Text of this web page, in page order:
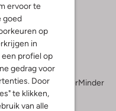
ervoor te
goed
op
in
profiel op
gedrag voor
Door
te klikken,
van alle
MeerMinder